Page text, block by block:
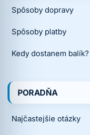
Spôsoby dopravy
Spôsoby platby
Kedy dostanem balík?
PORADŇA
Najčastejšie otázky